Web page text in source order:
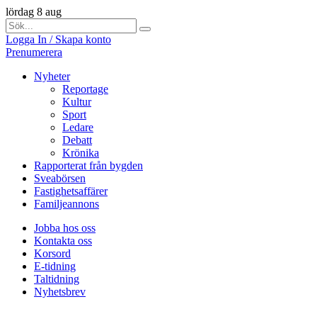
lördag 8 aug
Logga In / Skapa konto
Prenumerera
Nyheter
Reportage
Kultur
Sport
Ledare
Debatt
Krönika
Rapporterat från bygden
Sveabörsen
Fastighetsaffärer
Familjeannons
Jobba hos oss
Kontakta oss
Korsord
E-tidning
Taltidning
Nyhetsbrev